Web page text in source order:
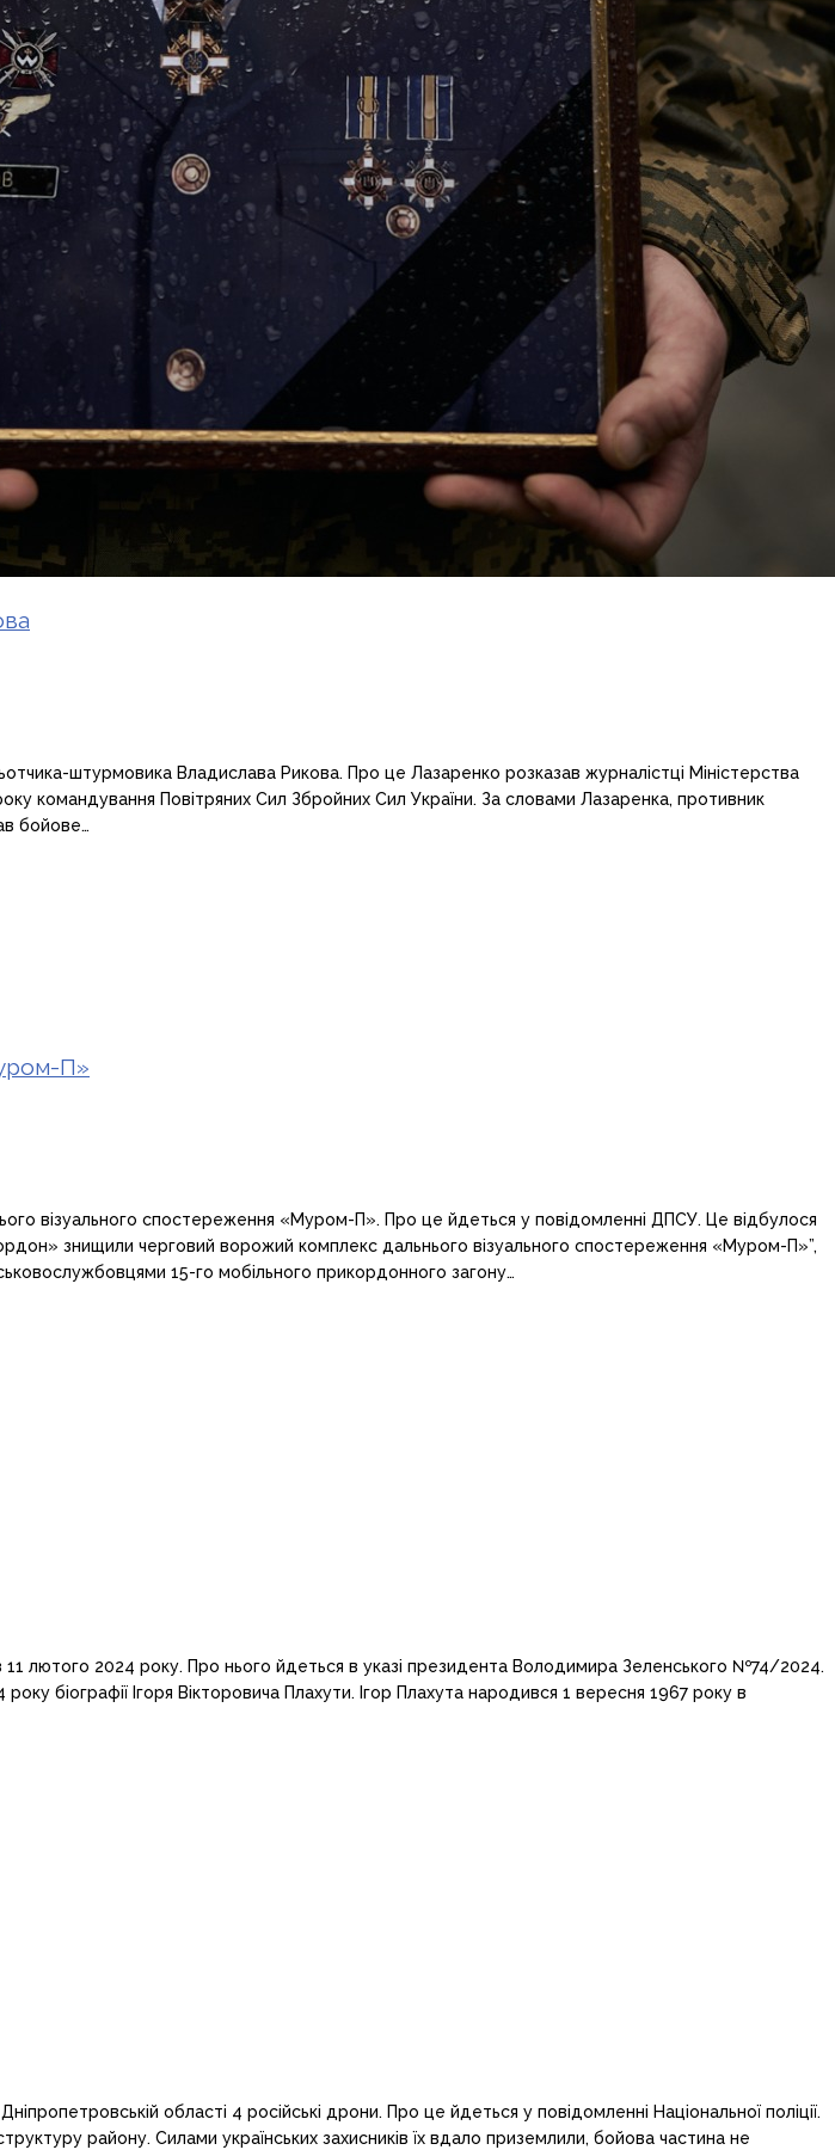
штурмовика Владислава Рикова. Про це Лазаренко розказав журналістці Міністерства
командування Повітряних Сил Збройних Сил України. За словами Лазаренка, противник
бойове…
П»
візуального спостереження «Муром-П». Про це йдеться у повідомленні ДПСУ. Це відбулося
знищили черговий ворожий комплекс дальнього візуального спостереження «Муром-П»”,
15-го мобільного прикордонного загону…
11 лютого 2024 року. Про нього йдеться в указі президента Володимира Зеленського №74/2024.
біографії Ігоря Вікторовича Плахути. Ігор Плахута народився 1 вересня 1967 року в
області 4 російські дрони. Про це йдеться у повідомленні Національної поліції.
району. Силами українських захисників їх вдало приземлили, бойова частина не